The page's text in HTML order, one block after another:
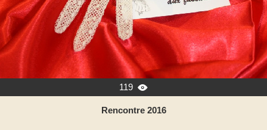
119 
Rencontre 2016